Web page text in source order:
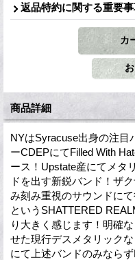
返品特約に関する重要
商品詳細
NYはSyracuse出身の注目
ーCDEPにてFilled With
ース！Upstate産にてメタ
ドを出す新鋭バンド！ザ
み刻み重視のサウンドに
というSHATTERED
り大きく感じます！明確
せた現行デスメタリック
にて上述バンドのみなら